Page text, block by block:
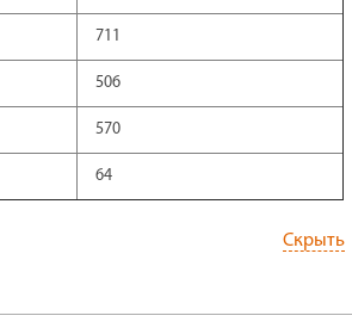
711
506
570
64
Скрыть